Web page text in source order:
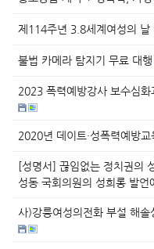
제114주년 3.8세계여성의 날
불법 카메라 탐지기 무료 대행
2023 폭력예방강사 보수심
2020년 데이트·성폭력예방
[성명서] 끊임없는 정치권의
성동 국회의원의 성희롱 발언
사)강릉여성의전화 부설 해